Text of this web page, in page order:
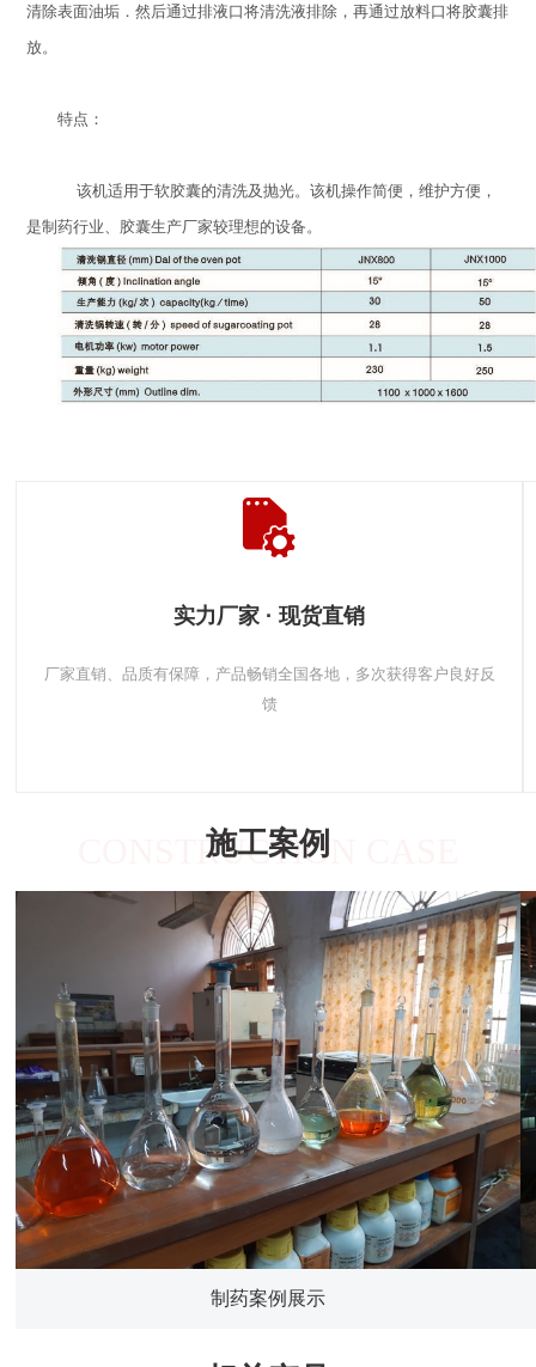
清除表面油垢．然后通过排液口将清洗液排除，再通过放料口将胶囊排
放。
特点：
该机适用于软胶囊的清洗及抛光。该机操作简便，维护方便，
是制药行业、胶囊生产厂家较理想的设备。
实力厂家 · 现货直销
厂家直销、品质有保障，产品畅销全国各地，多次获得客户良好反
馈
施工案例
CONSTRUCTION CASE
制药案例展示